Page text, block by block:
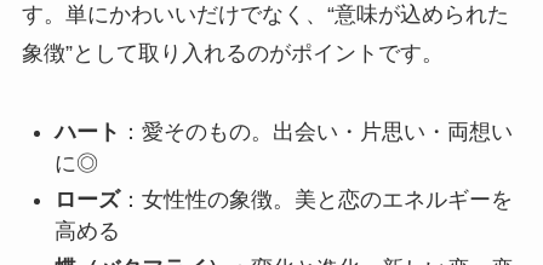
す。単にかわいいだけでなく、“意味が込められた
象徴”として取り入れるのがポイントです。
ハート ：愛そのもの。出会い・片思い・両想い
に◎
ローズ：女性性の象徴。美と恋のエネルギーを
高める